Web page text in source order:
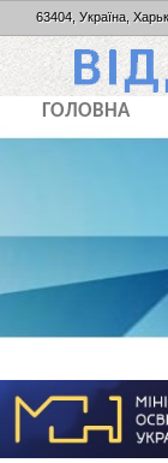
63404, Україна,
ГОЛОВНА